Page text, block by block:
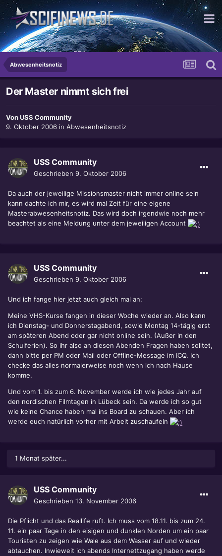
so Niveaulos, dass 2D bequem ausreicht.
Abwesenheitsnotiz
Der Master nimmt sich frei
VonUSS Community
9. Oktober 2006 in Abwesenheitsnotiz
USS Community
Geschrieben 9. Oktober 2006
Da auch der jeweilige Missionsmaster nicht immer online sein
kann dachte ich mir, es wird mal Zeit für eine eigene
Masterabwesenheitsnotiz. Das wird doch irgendwie noch mehr
beachtet als eine Meldung unter dem jeweiligen Account
USS Community
Geschrieben 9. Oktober 2006
Und ich fange hier jetzt auch gleich mal an:
Meine VHS-Kurse fangen in dieser Woche wieder an. Also kann
ich Dienstag- und Donnerstagabend, sowie Montag 14-tägig erst
am späteren Abend oder gar nicht online sein. (Außer in den
Schulferien). So ihr also an diesen Abenden Fragen haben solltet,
dann bitte per PM oder Mail oder Offline-Message im ICQ. Ich
checke das alles normalerweise noch wenn ich nach Hause
komme.
Und vom 1. bis zum 6. November werde ich wie jedes Jahr auf
den nordischen Filmtagen in Lübeck sein. Da werde ich so gut
wie keine Chance haben mal ins Board zu schauen. Aber ich
werde euch natürlich vorher mit Arbeit zuschaufeln
1 Monat später...
USS Community
Geschrieben 13. November 2006
Die Pflicht und das Reallife ruft. Ich muss vom 18.11. bis zum 24.
11. ein paar Tage in den eisigen und dunklen Norden um ein paar
Touristen zu zeigen wie Wale aus dem Wasser auf und wieder
abtauchen. Inwieweit ich abends Internettzugang haben werde